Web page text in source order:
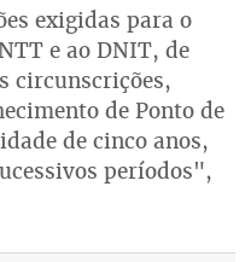
exigidas para o
e ao DNIT, de
circunscrições,
de Ponto de
de cinco anos,
períodos",